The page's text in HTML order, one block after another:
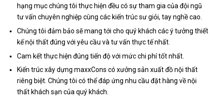
hạng mục chúng tôi thực hiện đều có sự tham gia của đội ngũ
tư vấn chuyên nghiệp cùng các kiến trúc sư giỏi, tay nghề cao.
Chúng tôi đảm bảo sẽ mang tới cho quý khách các ý tưởng thiết
kế nội thất đúng với yêu cầu và tư vấn thực tế nhất.
Cam kết thực hiện đúng tiến độ với mức chi phí tốt nhất.
Kiến trúc xây dựng maxxCons có xưởng sản xuất đồ nội thất
riêng biệt. Chúng tôi có thể đáp ứng nhu cầu đặt hàng về nội
thất khách sạn của quý khách.